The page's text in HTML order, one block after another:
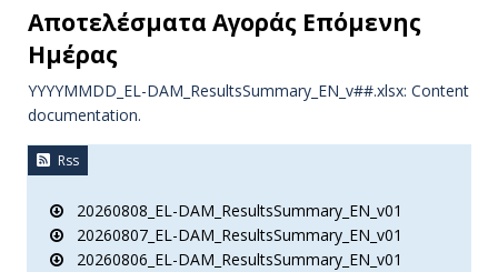
Αποτελέσματα Aγοράς Επόμενης
Ημέρας
YYYYMMDD_EL-DAM_ResultsSummary_EN_v##.xlsx: Content
documentation.
Rss
20260808_EL-DAM_ResultsSummary_EN_v01
20260807_EL-DAM_ResultsSummary_EN_v01
20260806_EL-DAM_ResultsSummary_EN_v01